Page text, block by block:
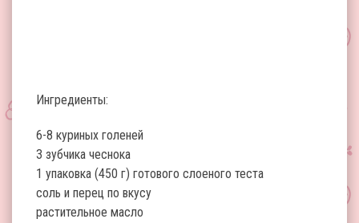
Ингредиенты:
6-8 куриных голеней
3 зубчика чеснока
1 упаковка (450 г) готового слоеного теста
соль и перец по вкусу
растительное масло